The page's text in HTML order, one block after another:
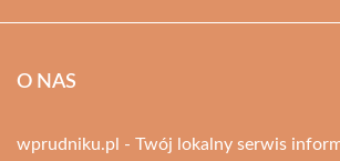
O NAS
wprudniku.pl - Twój lokalny serwis